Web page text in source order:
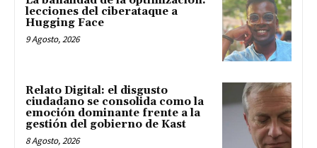
lecciones del ciberataque a
Hugging Face
9 Agosto, 2026
Relato Digital: el disgusto
ciudadano se consolida como la
emoción dominante frente a la
gestión del gobierno de Kast
8 Agosto, 2026